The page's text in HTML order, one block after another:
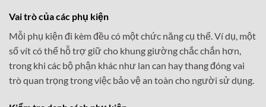
Vai trò của các phụ kiện
Mỗi phụ kiện đi kèm đều có một chức năng cụ thể. Ví dụ, một
số vít có thể hỗ trợ giữ cho khung giường chắc chắn hơn,
trong khi các bộ phận khác như lan can hay thang đóng vai
trò quan trọng trong việc bảo vệ an toàn cho người sử dụng.